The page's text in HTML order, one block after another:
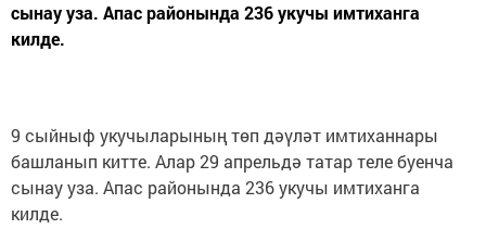
сынау уза. Апас районында 236 укучы имтиханга
килде.
9 сыйныф укучыларының төп дәүләт имтиханнары
башланып китте. Алар 29 апрельдә татар теле буенча
сынау уза. Апас районында 236 укучы имтиханга
килде.